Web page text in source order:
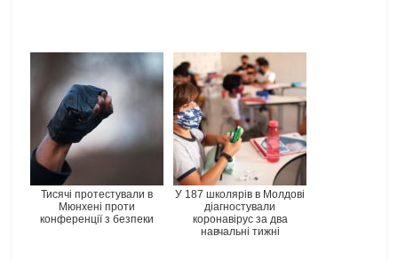
Тисячі протестували в
Мюнхені проти
конференції з безпеки
У 187 школярів в Молдові
діагностували
коронавірус за два
навчальні тижні